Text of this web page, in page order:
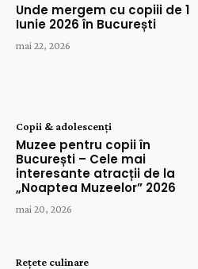
Unde mergem cu copiii de 1
Iunie 2026 în București
mai 22, 2026
Copii & adolescenți
Muzee pentru copii în
București – Cele mai
interesante atracții de la
„Noaptea Muzeelor” 2026
mai 20, 2026
Rețete culinare